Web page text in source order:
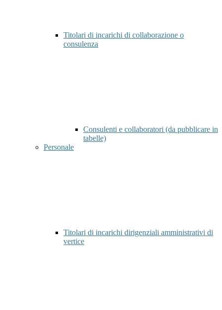
Titolari di incarichi di collaborazione o
consulenza
Consulenti e collaboratori (da pubblicare in
tabelle)
Personale
Titolari di incarichi dirigenziali amministrativi di
vertice